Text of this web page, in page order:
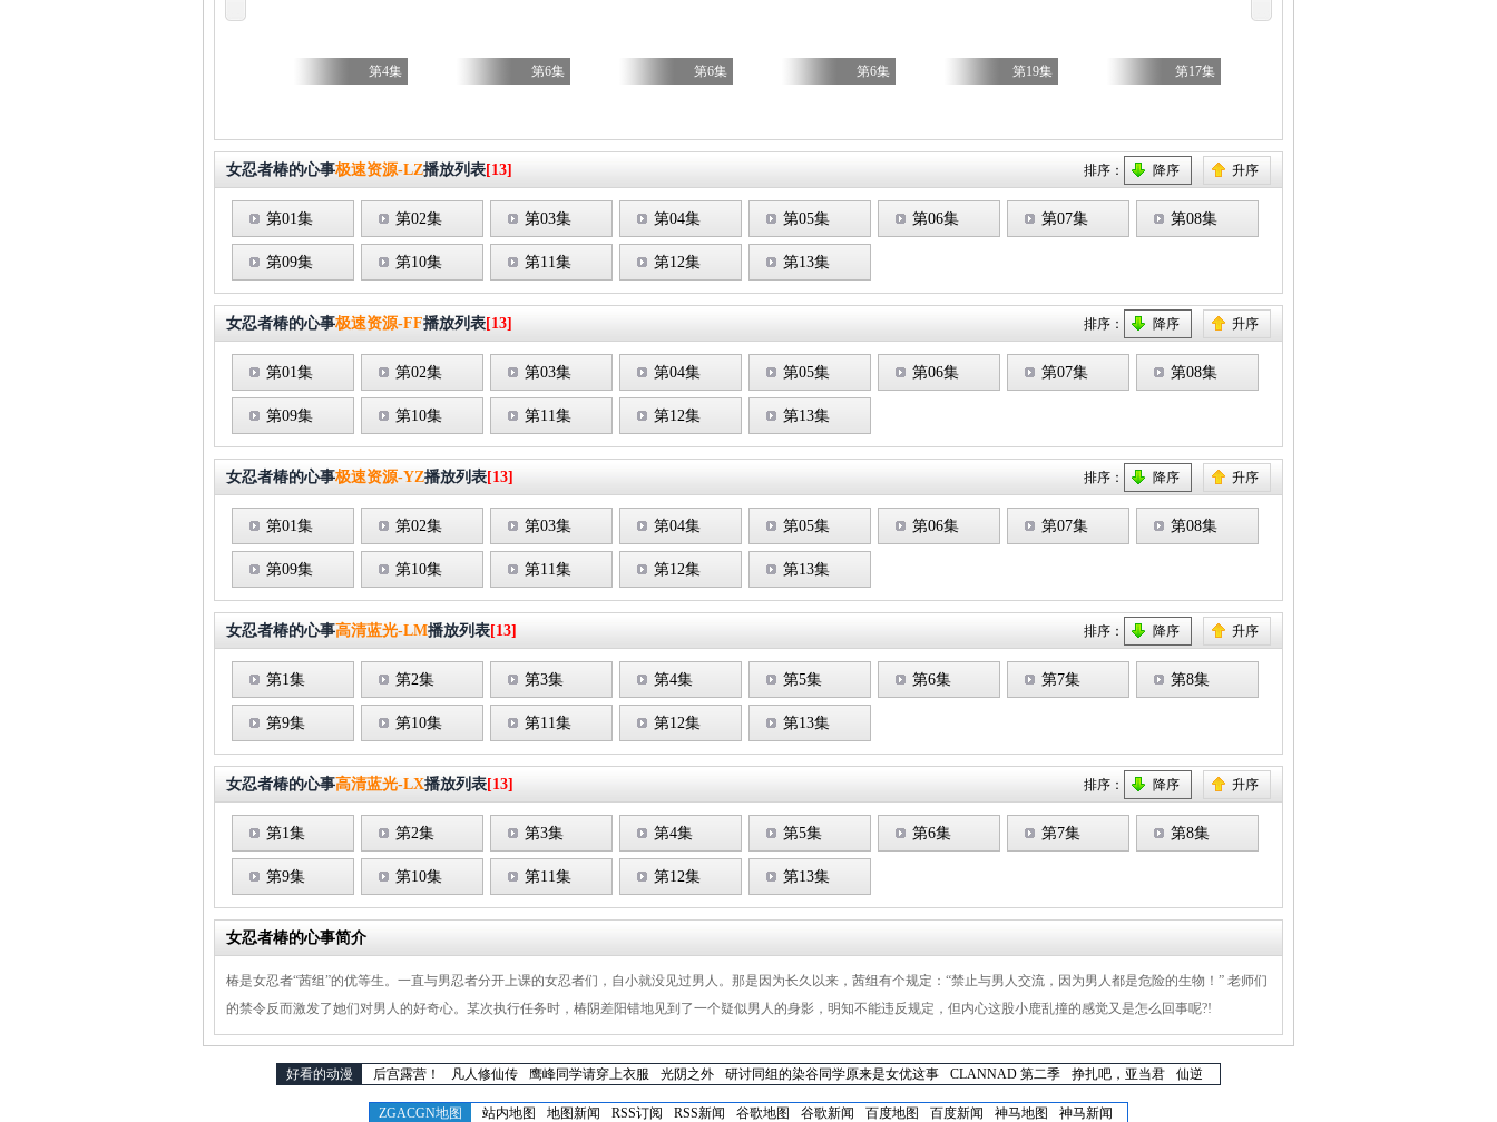
第4集 第6集 第6集 第6集 第19集 第17集
女忍者椿的心事极速资源-LZ播放列表[13] 排序： 降序 升序
第01集 第02集 第03集 第04集 第05集 第06集 第07集 第08集
第09集 第10集 第11集 第12集 第13集
女忍者椿的心事极速资源-FF播放列表[13] 排序： 降序 升序
第01集 第02集 第03集 第04集 第05集 第06集 第07集 第08集
第09集 第10集 第11集 第12集 第13集
女忍者椿的心事极速资源-YZ播放列表[13] 排序： 降序 升序
第01集 第02集 第03集 第04集 第05集 第06集 第07集 第08集
第09集 第10集 第11集 第12集 第13集
女忍者椿的心事高清蓝光-LM播放列表[13] 排序： 降序 升序
第1集 第2集 第3集 第4集 第5集 第6集 第7集 第8集
第9集 第10集 第11集 第12集 第13集
女忍者椿的心事高清蓝光-LX播放列表[13] 排序： 降序 升序
第1集 第2集 第3集 第4集 第5集 第6集 第7集 第8集
第9集 第10集 第11集 第12集 第13集
女忍者椿的心事简介
椿是女忍者“茜组”的优等生。一直与男忍者分开上课的女忍者们，自小就没见过男人。那是因为长久以来，茜组有个规定：“禁止与男人交流，因为男人都是危险的生物！” 老师们
的禁令反而激发了她们对男人的好奇心。某次执行任务时，椿阴差阳错地见到了一个疑似男人的身影，明知不能违反规定，但内心这股小鹿乱撞的感觉又是怎么回事呢?!
好看的动漫 后宫露营！ 凡人修仙传 鹰峰同学请穿上衣服 光阴之外 研讨同组的染谷同学原来是女优这事 CLANNAD 第二季 挣扎吧，亚当君 仙逆
ZGACGN地图 站内地图 地图新闻 RSS订阅 RSS新闻 谷歌地图 谷歌新闻 百度地图 百度新闻 神马地图 神马新闻